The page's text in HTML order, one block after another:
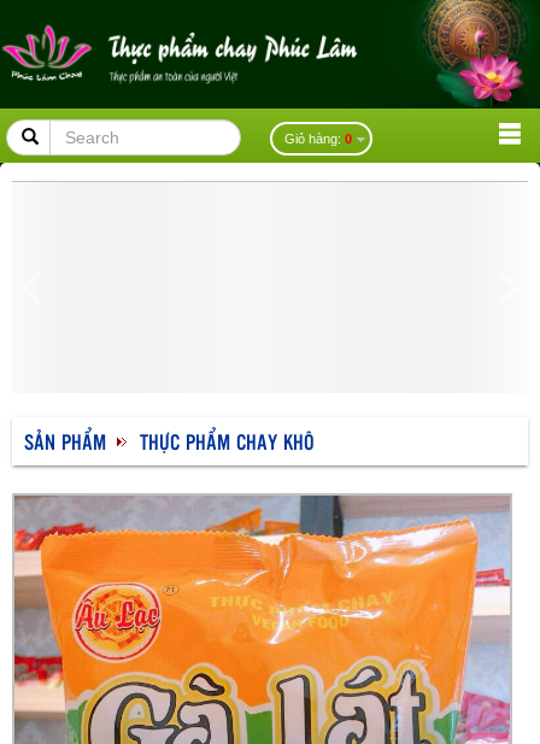
placeholder Giỏ hàng: 0
SẢN PHẨM THỰC PHẨM CHAY KHÔ